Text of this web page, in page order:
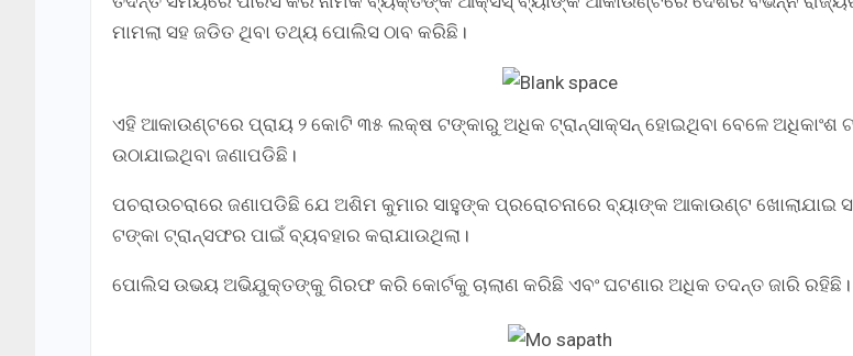
ମାମଲା ସହ ଜଡିତ ଥିବା ତଥ୍ୟ ପୋଲିସ ଠାବ କରିଛି।
ଏହି ଆକାଉଣ୍ଟରେ ପ୍ରାୟ ୨ କୋଟି ୩୫ ଲକ୍ଷ ଟଙ୍କାରୁ ଅଧିକ ଟ୍ରାନ୍ସାକ୍ସନ୍ ହୋଇଥିବା ବେଳେ ଅଧିକାଂଶ
ଉଠାଯାଇଥିବା ଜଣାପଡିଛି।
ପଚରାଉଚରାରେ ଜଣାପଡିଛି ଯେ ଅଶିମ କୁମାର ସାହୁଙ୍କ ପ୍ରରୋଚନାରେ ବ୍ୟାଙ୍କ ଆକାଉଣ୍ଟ ଖୋଲାଯାଇ
ଟଙ୍କା ଟ୍ରାନ୍ସଫର ପାଇଁ ବ୍ୟବହାର କରାଯାଉଥିଲା।
ପୋଲିସ ଉଭୟ ଅଭିଯୁକ୍ତଙ୍କୁ ଗିରଫ କରି କୋର୍ଟକୁ ଚାଲାଣ କରିଛି ଏବଂ ଘଟଣାର ଅଧିକ ତଦନ୍ତ ଜାରି ରହିଛି।